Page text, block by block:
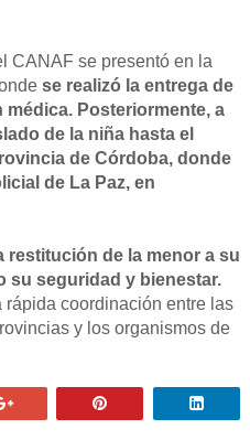
CANAF se presentó en la
se realizó la entrega de
médica. Posteriormente, a
de la niña hasta el
de Córdoba, donde
de La Paz, en
restitución de la menor a su
su seguridad y bienestar.
rápida coordinación entre las
y los organismos de